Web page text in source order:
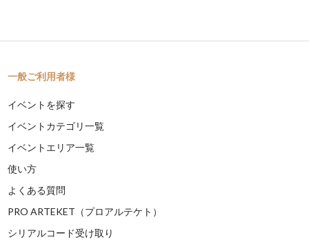
一般ご利用者様
イベントを探す
イベントカテゴリ一覧
イベントエリア一覧
使い方
よくある質問
PRO ARTEKET（プロアルテケト）
シリアルコード受け取り